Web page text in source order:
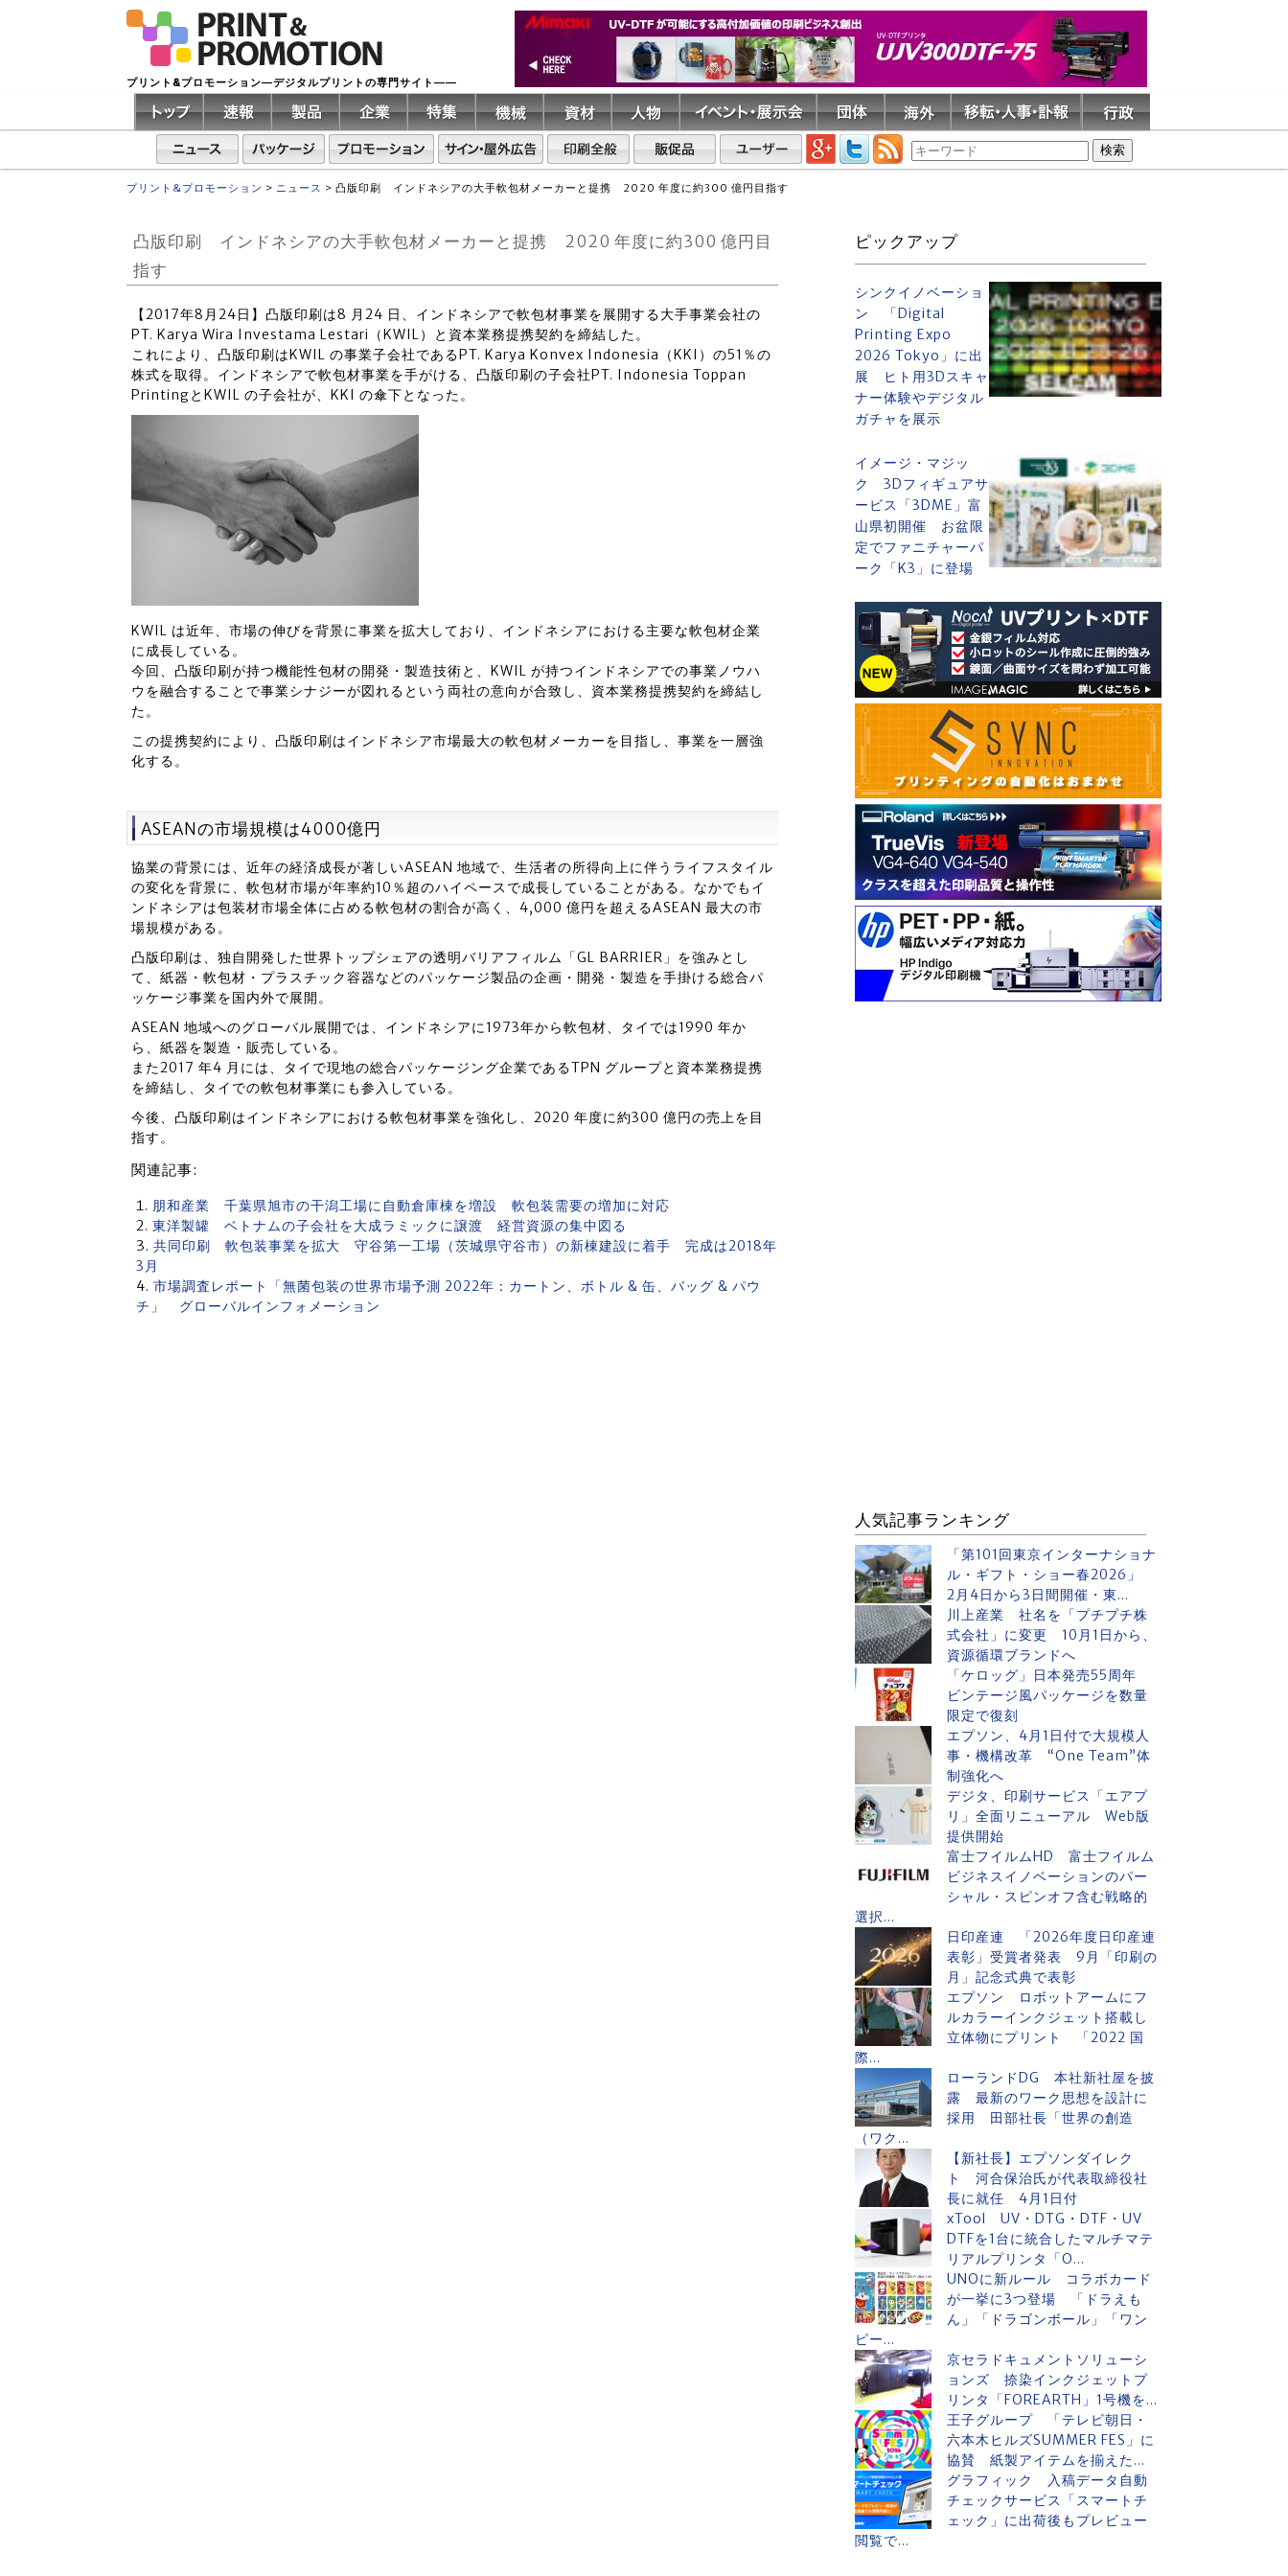
プリント&プロモーション―デジタルプリントの専門サイト――
プリント&プロモーション > ニュース > 凸版印刷 インドネシアの大手軟包材メーカーと提携 2020 年度に約300 億円目指す
凸版印刷 インドネシアの大手軟包材メーカーと提携 2020 年度に約300 億円目
指す
【2017年8月24日】凸版印刷は8 月24 日、インドネシアで軟包材事業を展開する大手事業会社の
PT. Karya Wira Investama Lestari（KWIL）と資本業務提携契約を締結した。
これにより、凸版印刷はKWIL の事業子会社であるPT. Karya Konvex Indonesia（KKI）の51％の
株式を取得。インドネシアで軟包材事業を手がける、凸版印刷の子会社PT. Indonesia Toppan
PrintingとKWIL の子会社が、KKI の傘下となった。
KWIL は近年、市場の伸びを背景に事業を拡大しており、インドネシアにおける主要な軟包材企業
に成長している。
今回、凸版印刷が持つ機能性包材の開発・製造技術と、KWIL が持つインドネシアでの事業ノウハ
ウを融合することで事業シナジーが図れるという両社の意向が合致し、資本業務提携契約を締結し
た。
この提携契約により、凸版印刷はインドネシア市場最大の軟包材メーカーを目指し、事業を一層強
化する。
ASEANの市場規模は4000億円
協業の背景には、近年の経済成長が著しいASEAN 地域で、生活者の所得向上に伴うライフスタイル
の変化を背景に、軟包材市場が年率約10％超のハイペースで成長していることがある。なかでもイ
ンドネシアは包装材市場全体に占める軟包材の割合が高く、4,000 億円を超えるASEAN 最大の市
場規模がある。
凸版印刷は、独自開発した世界トップシェアの透明バリアフィルム「GL BARRIER」を強みとし
て、紙器・軟包材・プラスチック容器などのパッケージ製品の企画・開発・製造を手掛ける総合パ
ッケージ事業を国内外で展開。
ASEAN 地域へのグローバル展開では、インドネシアに1973年から軟包材、タイでは1990 年か
ら、紙器を製造・販売している。
また2017 年4 月には、タイで現地の総合パッケージング企業であるTPN グループと資本業務提携
を締結し、タイでの軟包材事業にも参入している。
今後、凸版印刷はインドネシアにおける軟包材事業を強化し、2020 年度に約300 億円の売上を目
指す。
関連記事:
朋和産業 千葉県旭市の干潟工場に自動倉庫棟を増設 軟包装需要の増加に対応
東洋製罐 ベトナムの子会社を大成ラミックに譲渡 経営資源の集中図る
共同印刷 軟包装事業を拡大 守谷第一工場（茨城県守谷市）の新棟建設に着手 完成は2018年
3月
市場調査レポート「無菌包装の世界市場予測 2022年：カートン、ボトル & 缶、バッグ & パウ
チ」 グローバルインフォメーション
ピックアップ
シンクイノベーショ
ン 「Digital
Printing Expo
2026 Tokyo」に出
展 ヒト用3Dスキャ
ナー体験やデジタル
ガチャを展示
イメージ・マジッ
ク 3Dフィギュアサ
ービス「3DME」富
山県初開催 お盆限
定でファニチャーパ
ーク「K3」に登場
人気記事ランキング
「第101回東京インターナショナ
ル・ギフト・ショー春2026」
2月4日から3日間開催・東...
川上産業 社名を「プチプチ株
式会社」に変更 10月1日から、
資源循環ブランドへ
「ケロッグ」日本発売55周年
ビンテージ風パッケージを数量
限定で復刻
エプソン、4月1日付で大規模人
事・機構改革 “One Team”体
制強化へ
デジタ、印刷サービス「エアプ
リ」全面リニューアル Web版
提供開始
富士フイルムHD 富士フイルム
ビジネスイノベーションのパー
シャル・スピンオフ含む戦略的
選択...
日印産連 「2026年度日印産連
表彰」受賞者発表 9月「印刷の
月」記念式典で表彰
エプソン ロボットアームにフ
ルカラーインクジェット搭載し
立体物にプリント 「2022 国
際...
ローランドDG 本社新社屋を披
露 最新のワーク思想を設計に
採用 田部社長「世界の創造
（ワク...
【新社長】エプソンダイレク
ト 河合保治氏が代表取締役社
長に就任 4月1日付
xTool UV・DTG・DTF・UV
DTFを1台に統合したマルチマテ
リアルプリンタ「O...
UNOに新ルール コラボカード
が一挙に3つ登場 「ドラえも
ん」「ドラゴンボール」「ワン
ピー...
京セラドキュメントソリューシ
ョンズ 捺染インクジェットプ
リンタ「FOREARTH」1号機を...
王子グループ 「テレビ朝日・
六本木ヒルズSUMMER FES」に
協賛 紙製アイテムを揃えた...
グラフィック 入稿データ自動
チェックサービス「スマートチ
ェック」に出荷後もプレビュー
閲覧で...